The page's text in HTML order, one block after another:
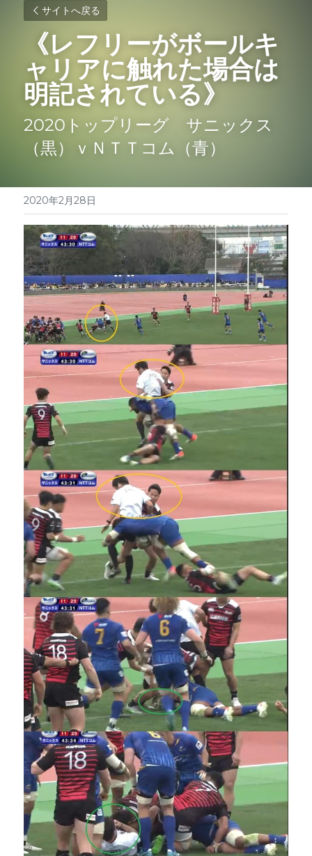
サイトへ戻る
《レフリーがボールキ
ャリアに触れた場合は
明記されている》
2020トップリーグ　サニックス
（黒）ｖＮＴＴコム（青）
2020年2月28日